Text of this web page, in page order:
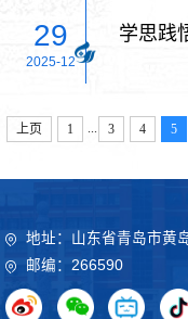
29
2025-12
学思践
上页 1 3 4 5
地址：山东省青岛市黄
邮编：266590